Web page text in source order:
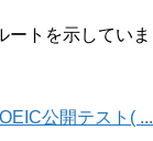
トを示していま
公開テスト( ...